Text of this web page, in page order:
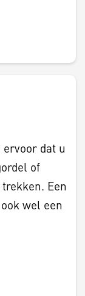
dat u
of
Een
wel een